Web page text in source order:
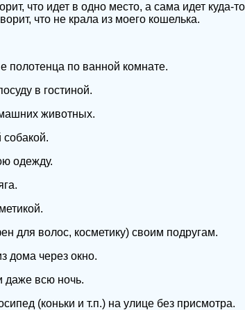
что идет в одно место, а сама идет куда-
что не крала из моего кошелька.
полотенца по ванной комнате.
в гостиной.
животных.
собакой.
одежду.
для волос, косметику) своим подругам.
дома через окно.
даже всю ночь.
(коньки и т.п.) на улице без присмотра.